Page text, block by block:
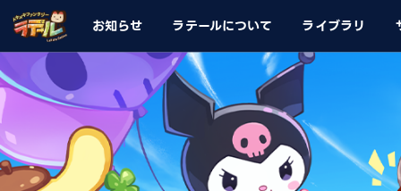
お知らせ ラテールについて ライブラリ